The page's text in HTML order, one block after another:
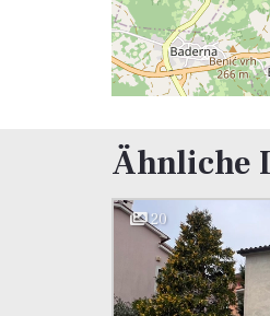
Ähnliche
20